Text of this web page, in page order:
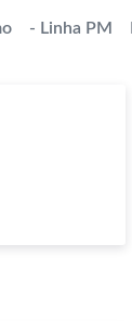
- Linha PM